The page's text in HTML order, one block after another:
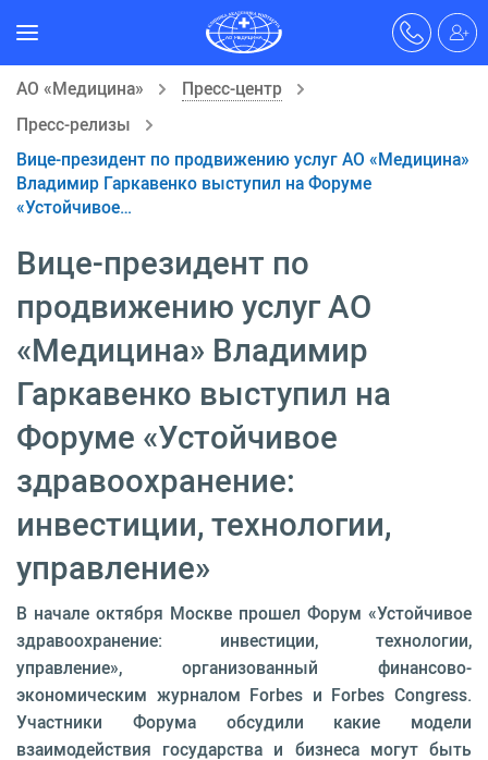
АО «Медицина»
Пресс-центр
Пресс-релизы
Вице-президент по продвижению услуг АО «Медицина»
Владимир Гаркавенко выступил на Форуме
«Устойчивое…
Вице-президент по
продвижению услуг АО
«Медицина» Владимир
Гаркавенко выступил на
Форуме «Устойчивое
здравоохранение:
инвестиции, технологии,
управление»
В начале октября Москве прошел Форум «Устойчивое
здравоохранение: инвестиции, технологии,
управление», организованный финансово-
экономическим журналом Forbes и Forbes Congress.
Участники Форума обсудили какие модели
взаимодействия государства и бизнеса могут быть